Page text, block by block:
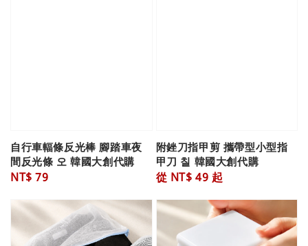
自行車輻條反光棒 腳踏車夜
間反光條 오 韓國大創代購
Regular
NT$ 79
附銼刀指甲剪 攜帶型小型指
甲刀 칠 韓國大創代購
Regular
從 NT$ 49 起